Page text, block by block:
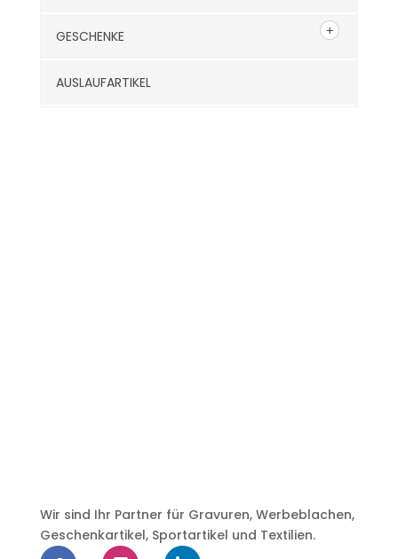
GESCHENKE
AUSLAUFARTIKEL
Wir sind Ihr Partner für Gravuren, Werbeblachen,
Geschenkartikel, Sportartikel und Textilien.